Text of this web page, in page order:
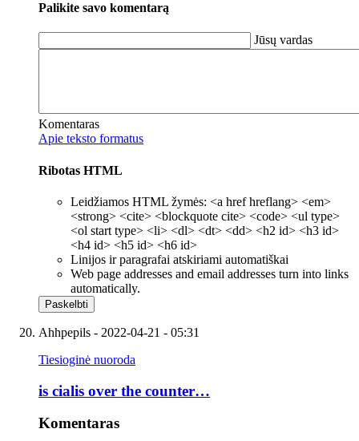
Palikite savo komentarą
Jūsų vardas
Komentaras
Apie teksto formatus
Ribotas HTML
Leidžiamos HTML žymės: <a href hreflang> <em>
<strong> <cite> <blockquote cite> <code> <ul type>
<ol start type> <li> <dl> <dt> <dd> <h2 id> <h3 id>
<h4 id> <h5 id> <h6 id>
Linijos ir paragrafai atskiriami automatiškai
Web page addresses and email addresses turn into links
automatically.
Ahhpepils - 2022-04-21 - 05:31
Tiesioginė nuoroda
is cialis over the counter…
Komentaras